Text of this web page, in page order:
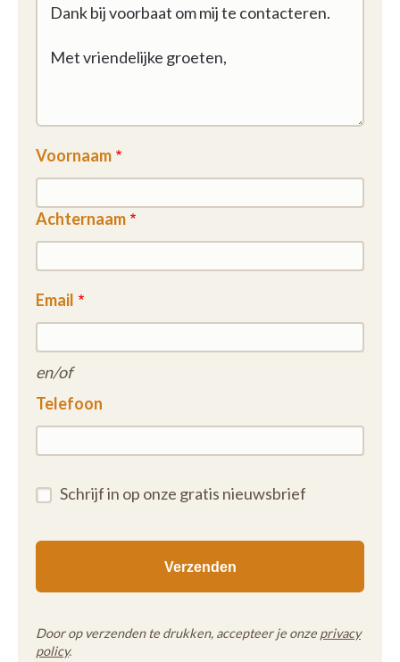
Voornaam
Achternaam
Email
en/of
Telefoon
Schrijf in op onze gratis nieuwsbrief
Door op verzenden te drukken, accepteer je onze privacy
policy.